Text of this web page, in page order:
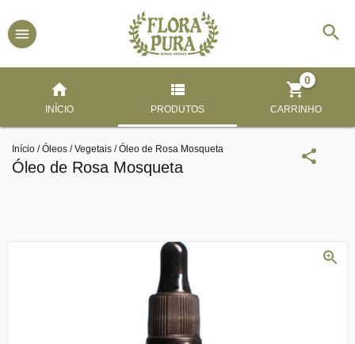
INÍCIO PRODUTOS CARRINHO
0
Início / Óleos / Vegetais / Óleo de Rosa Mosqueta
Óleo de Rosa Mosqueta